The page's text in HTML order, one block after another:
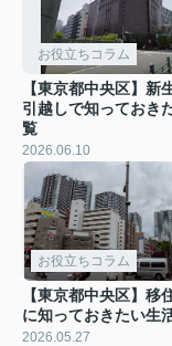
お役立ちコラム
【東京都中央区】新
引越しで知っておき
覧
2026.06.10
お役立ちコラム
【東京都中央区】移
に知っておきたい生
2026.05.27